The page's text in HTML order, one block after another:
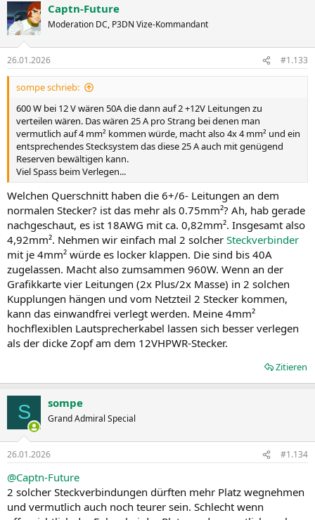
Captn-Future
Moderation DC, P3DN Vize-Kommandant
26.01.2026 #1.133
sompe schrieb:
600 W bei 12 V wären 50A die dann auf 2 +12V Leitungen zu
verteilen wären. Das wären 25 A pro Strang bei denen man
vermutlich auf 4 mm² kommen würde, macht also 4x 4 mm² und ein
entsprechendes Stecksystem das diese 25 A auch mit genügend
Reserven bewältigen kann.
Viel Spass beim Verlegen...
Welchen Querschnitt haben die 6+/6- Leitungen an dem
normalen Stecker? ist das mehr als 0.75mm²? Ah, hab gerade
nachgeschaut, es ist 18AWG mit ca. 0,82mm². Insgesamt also
4,92mm². Nehmen wir einfach mal 2 solcher Steckverbinder
mit je 4mm² würde es locker klappen. Die sind bis 40A
zugelassen. Macht also zumsammen 960W. Wenn an der
Grafikkarte vier Leitungen (2x Plus/2x Masse) in 2 solchen
Kupplungen hängen und vom Netzteil 2 Stecker kommen,
kann das einwandfrei verlegt werden. Meine 4mm²
hochflexiblen Lautsprecherkabel lassen sich besser verlegen
als der dicke Zopf am dem 12VHPWR-Stecker.
Zitieren
S sompe
Grand Admiral Special
26.01.2026 #1.134
@Captn-Future
2 solcher Steckverbindungen dürften mehr Platz wegnehmen
und vermutlich auch noch teurer sein. Schlecht wenn